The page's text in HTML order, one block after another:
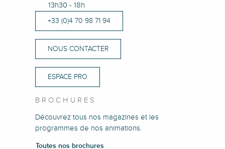
13h30 - 18h
+33 (0)4 70 98 71 94
NOUS CONTACTER
ESPACE PRO
BROCHURES
Découvrez tous nos magazines et les
programmes de nos animations.
Toutes nos brochures